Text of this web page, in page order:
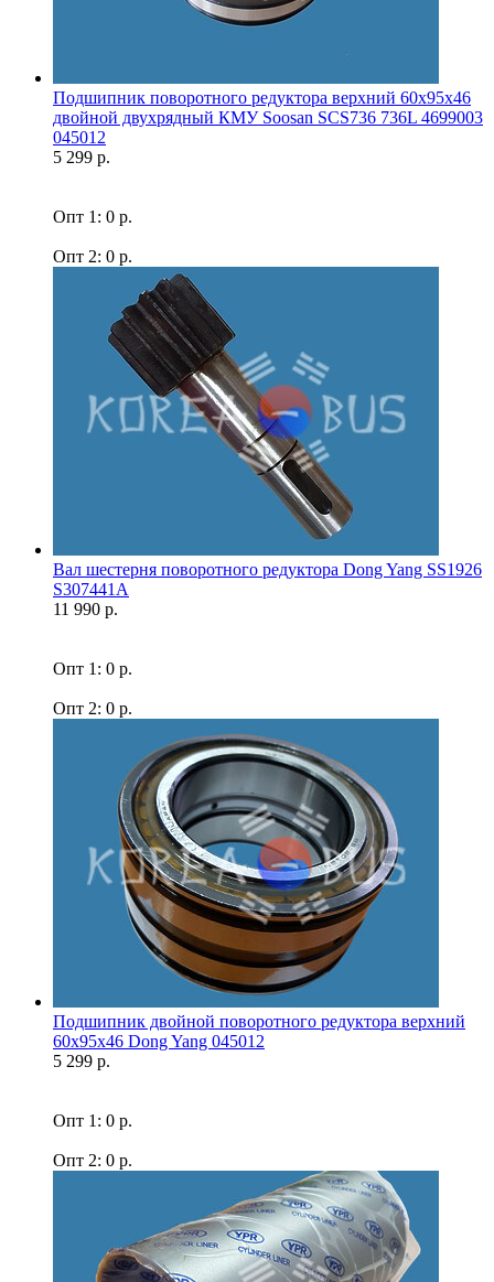
Подшипник поворотного редуктора верхний 60x95x46
двойной двухрядный КМУ Soosan SCS736 736L 4699003
045012
5 299 р.
Опт 1: 0 р.
Опт 2: 0 р.
Вал шестерня поворотного редуктора Dong Yang SS1926
S307441A
11 990 р.
Опт 1: 0 р.
Опт 2: 0 р.
Подшипник двойной поворотного редуктора верхний
60x95x46 Dong Yang 045012
5 299 р.
Опт 1: 0 р.
Опт 2: 0 р.